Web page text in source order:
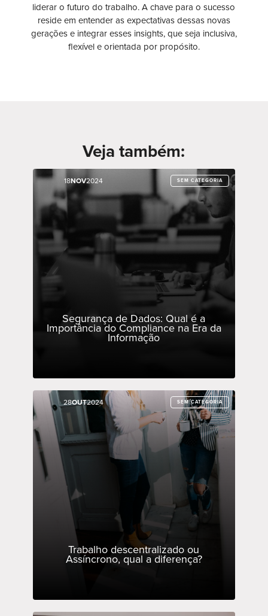
liderar o futuro do trabalho. A chave para o sucesso
reside em entender as expectativas dessas novas
gerações e integrar esses insights, que seja inclusiva,
flexível e orientada por propósito.
Veja também:
18NOV2024 SEM CATEGORIA
Segurança de Dados: Qual é a
Importância do Compliance na Era da
Informação
18NOV2024 SEM CATEGORIA
28OUT2024 SEM CATEGORIA
Trabalho descentralizado ou
Assíncrono, qual a diferença?
28OUT2024 SEM CATEGORIA